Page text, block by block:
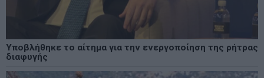
Υποβλήθηκε το αίτημα για την ενεργοποίηση της ρήτρας
διαφυγής